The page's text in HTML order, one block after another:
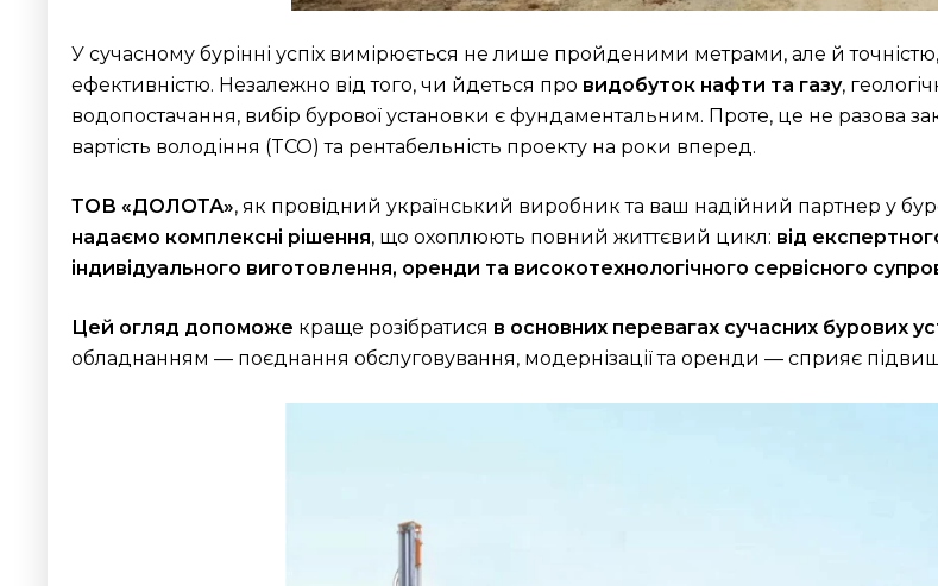
У сучасному бурінні успіх вимірюється не лише пройденими метрами, але й
ефективністю. Незалежно від того, чи йдеться про видобуток нафти та газу,
водопостачання, вибір бурової установки є фундаментальним. Проте, це не разова
вартість володіння (TCO) та рентабельність проекту на роки вперед.
ТОВ «ДОЛОТА», як провідний український виробник та ваш надійний партнер у
надаємо комплексні рішення, що охоплюють повний життєвий цикл: від
індивідуального виготовлення, оренди та високотехнологічного сервісного
Цей огляд допоможе краще розібратися в основних перевагах сучасних бурових
обладнанням — поєднання обслуговування, модернізації та оренди — сприяє